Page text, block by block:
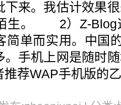
下来。我估计效果
生。 2）Z-Blog
简单而实用。中国
。手机上网是随时
推荐WAP手机版的